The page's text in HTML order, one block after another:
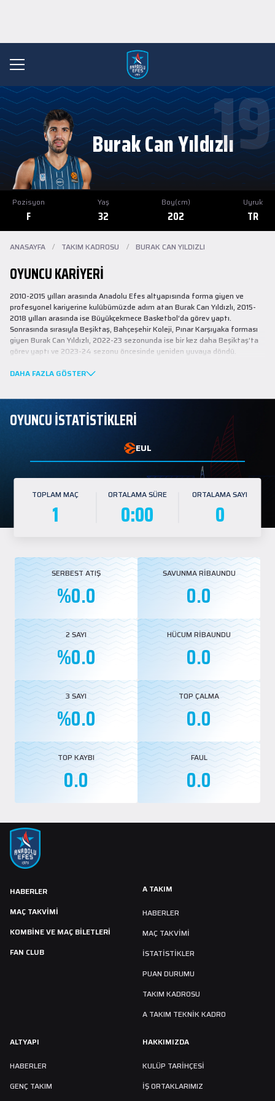
Burak Can Yıldızlı19
Pozisyon
F
Yaş
32
Boy(cm)
202
Uyruk
TR
ANASAYFA / TAKIM KADROSU / BURAK CAN YILDIZLI
OYUNCU KARIYERI
2010-2015 yılları arasında Anadolu Efes altyapısında forma giyen ve
profesyonel kariyerine kulübümüzde adım atan Burak Can Yıldızlı, 2015-
2018 yılları arasında ise Büyükçekmece Basketbol’da görev yaptı.
Sonrasında sırasıyla Beşiktaş, Bahçeşehir Koleji, Pınar Karşıyaka forması
giyen Burak Can Yıldızlı, 2022-23 sezonunda ise bir kez daha Beşiktaş’ta
görev yaptı ve 2023-24 sezonu öncesinde yeniden yuvaya döndü.
Burak Can, 2024-25 sezonu başında takımımızda Cumhurbaşkanlığı
DAHA FAZLA GÖSTER
OYUNCU İSTATİSTİKLERİ
EUL
TOPLAM MAÇ
1
ORTALAMA SÜRE
0:00
ORTALAMA SAYI
0
SERBEST ATIŞ
%0.0
SAVUNMA RİBAUNDU
0.0
2 SAYI
%0.0
HÜCUM RİBAUNDU
0.0
3 SAYI
%0.0
TOP ÇALMA
0.0
TOP KAYBI
0.0
FAUL
0.0
HABERLER
MAÇ TAKVIMI
KOMBİNE VE MAÇ BİLETLERİ
FAN CLUB
A TAKIM
HABERLER
MAÇ TAKVIMI
İSTATİSTİKLER
PUAN DURUMU
TAKIM KADROSU
A TAKIM TEKNİK KADRO
ALTYAPI
HABERLER
GENÇ TAKIM
HAKKIMIZDA
KULÜP TARIHÇESI
İŞ ORTAKLARIMIZ